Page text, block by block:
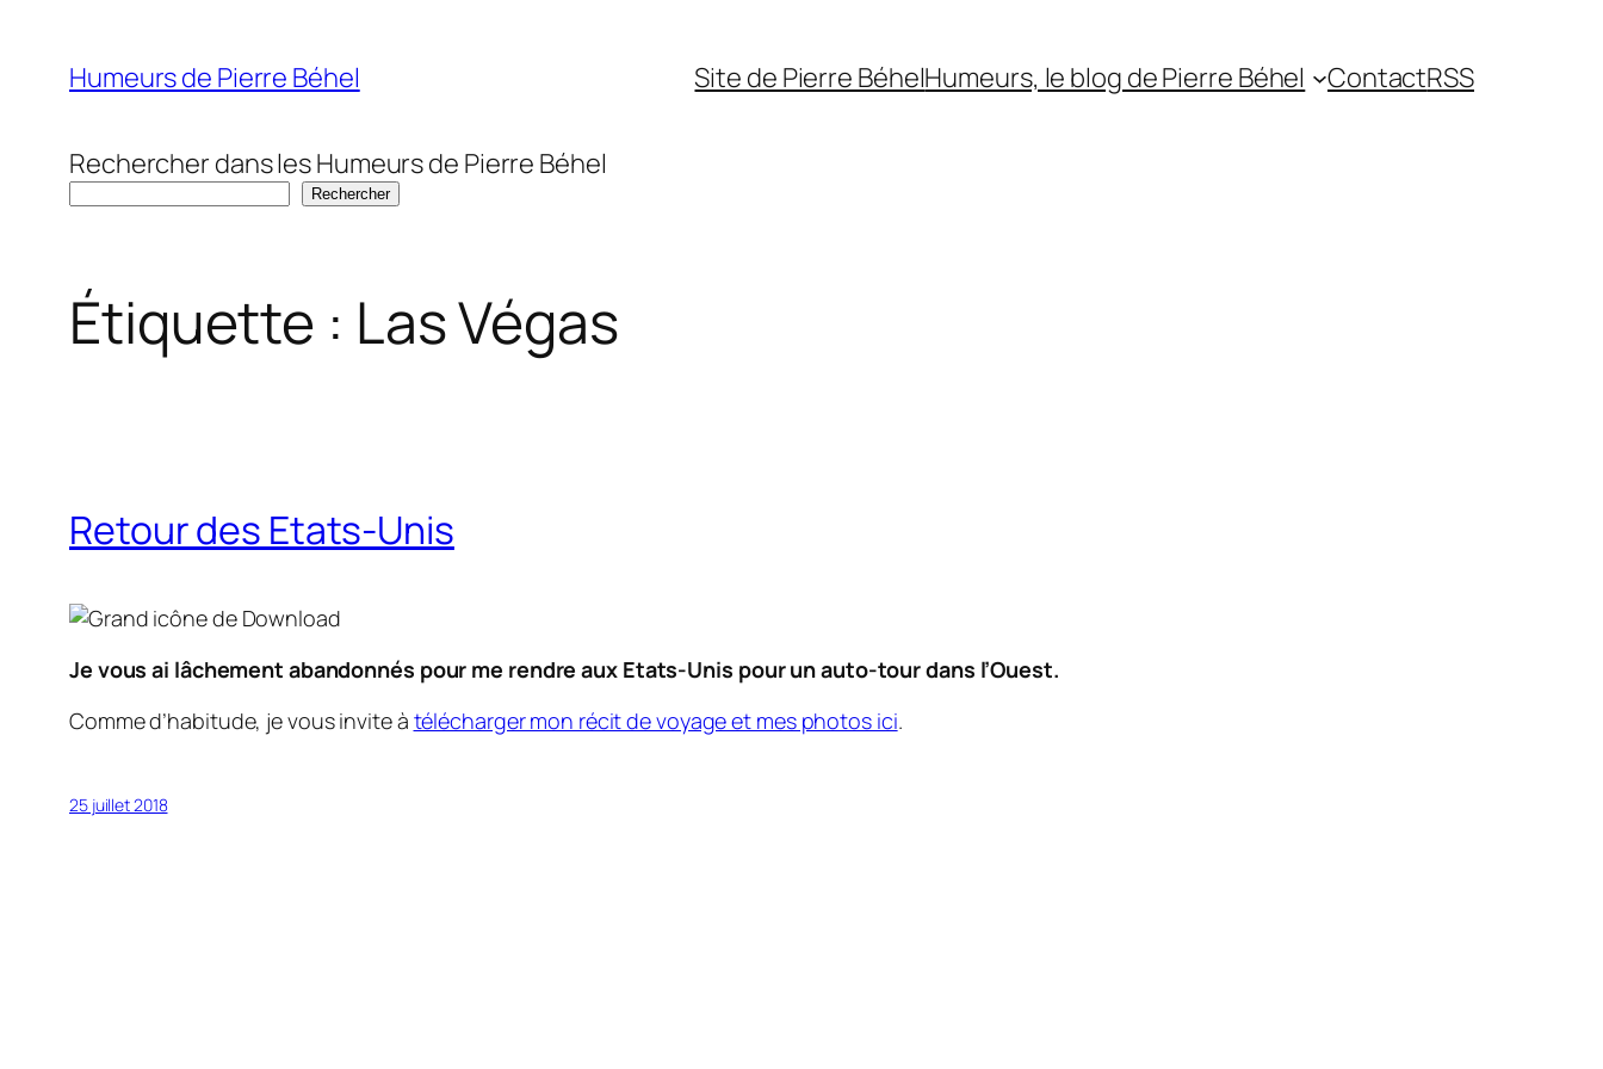
contenu
Humeurs de Pierre Béhel Site de Pierre BéhelHumeurs, le blog de Pierre Béhel ContactRSS
Rechercher dans les Humeurs de Pierre Béhel
Rechercher
Étiquette : Las Végas
Retour des Etats-Unis
Je vous ai lâchement abandonnés pour me rendre aux Etats-Unis pour un auto-tour dans l’Ouest.
Comme d’habitude, je vous invite à télécharger mon récit de voyage et mes photos ici.
25 juillet 2018